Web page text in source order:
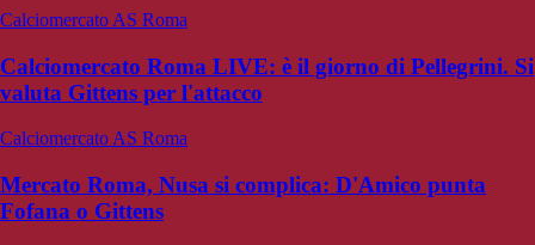
Calciomercato AS Roma
Calciomercato Roma LIVE: è il giorno di Pellegrini. Si
valuta Gittens per l'attacco
Calciomercato AS Roma
Mercato Roma, Nusa si complica: D'Amico punta
Fofana o Gittens